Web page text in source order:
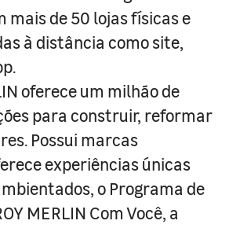
mais de 50 lojas físicas e
à distância como site,
oferece um milhão de
para construir, reformar
Possui marcas
experiências únicas
o Programa de
MERLIN Com Você, a